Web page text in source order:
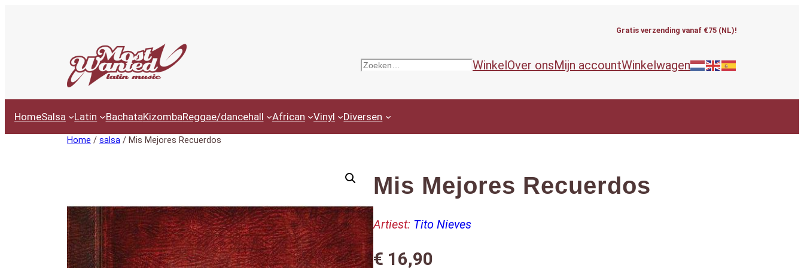
Gratis verzending vanaf €75 (NL)!
Zoeken WinkelOver onsMijn accountWinkelwagen
HomeSalsa Latin BachataKizombaReggae/dancehall African Vinyl Diversen
Home / salsa / Mis Mejores Recuerdos
Mis Mejores Recuerdos
Artiest: Tito Nieves
€ 16,90